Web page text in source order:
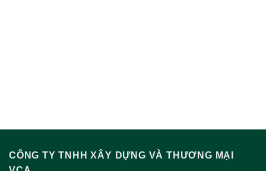
CÔNG TY TNHH XÂY DỰNG VÀ THƯƠNG MẠI